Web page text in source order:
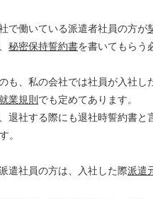
で働いている派遣者社員の方が
秘密保持誓約書を書いてもらう
も、私の会社では社員が入社し
業規則でも定めてあります。
退社する際にも退社時誓約書と
。
遣社員の方は、入社した際派遣